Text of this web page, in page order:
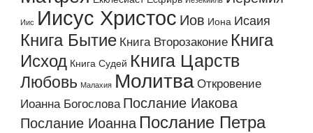
Иис Иисус Христос Иов Иона Исаия
Книга Бытие Книга Второзаконие Книга
Исход Книга Судей Книга Царств
Любовь Малахия Молитва Откровение
Иоанна Богослова Послание Иакова
Послание Иоанна Послание Петра